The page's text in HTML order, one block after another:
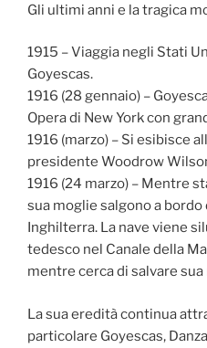
Gli ultimi anni e la tragica
1915 – Viaggia negli Stati
Goyescas.
1916 (28 gennaio) –
Opera di New York con
1916 (marzo) – Si esibisce
presidente Woodrow
1916 (24 marzo) – Mentre
sua moglie salgono a bordo
Inghilterra. La nave viene
tedesco nel Canale della
mentre cerca di salvare
La sua eredità continua
particolare Goyescas,